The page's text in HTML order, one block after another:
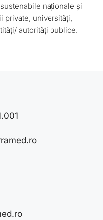
naționale și
private, universități,
autorități publice.